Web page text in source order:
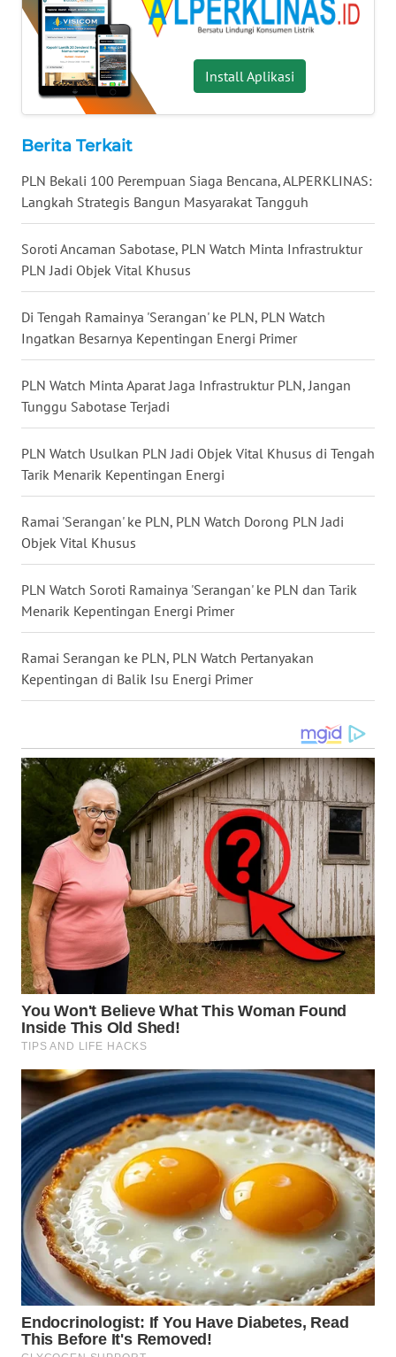
Install Aplikasi
Berita Terkait
PLN Bekali 100 Perempuan Siaga Bencana, ALPERKLINAS:
Langkah Strategis Bangun Masyarakat Tangguh
Soroti Ancaman Sabotase, PLN Watch Minta Infrastruktur
PLN Jadi Objek Vital Khusus
Di Tengah Ramainya 'Serangan' ke PLN, PLN Watch
Ingatkan Besarnya Kepentingan Energi Primer
PLN Watch Minta Aparat Jaga Infrastruktur PLN, Jangan
Tunggu Sabotase Terjadi
PLN Watch Usulkan PLN Jadi Objek Vital Khusus di Tengah
Tarik Menarik Kepentingan Energi
Ramai 'Serangan' ke PLN, PLN Watch Dorong PLN Jadi
Objek Vital Khusus
PLN Watch Soroti Ramainya 'Serangan' ke PLN dan Tarik
Menarik Kepentingan Energi Primer
Ramai Serangan ke PLN, PLN Watch Pertanyakan
Kepentingan di Balik Isu Energi Primer
WN
KALTARA
WN
KALSEL
WN
WN
SULSEL
WN
GORONTALO
WN
SULUT
WN
WN
DAIRI
WN
DANAU
TOBA
WN
NIAS
WN
LANGKAT
WN
TAPANULI
SELATAN
WN
TANJUNG
LESUNG
WN
WN
SIMALUNGUN
WN
LABUHANBATU
WN
TAPANULI
TENGAH
WN DELI
SERDANG
WN
TEBING